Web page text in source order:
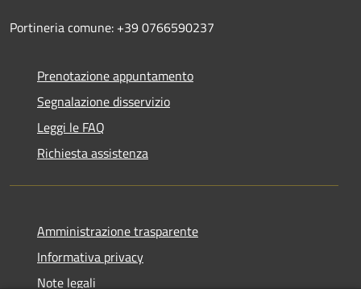
Portineria comune: +39 0766590237
Prenotazione appuntamento
Segnalazione disservizio
Leggi le FAQ
Richiesta assistenza
Amministrazione trasparente
Informativa privacy
Note legali